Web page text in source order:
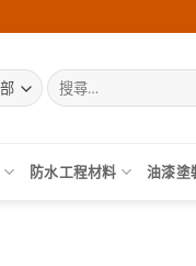
搜
尋
字:
防水工程材料 油漆塗